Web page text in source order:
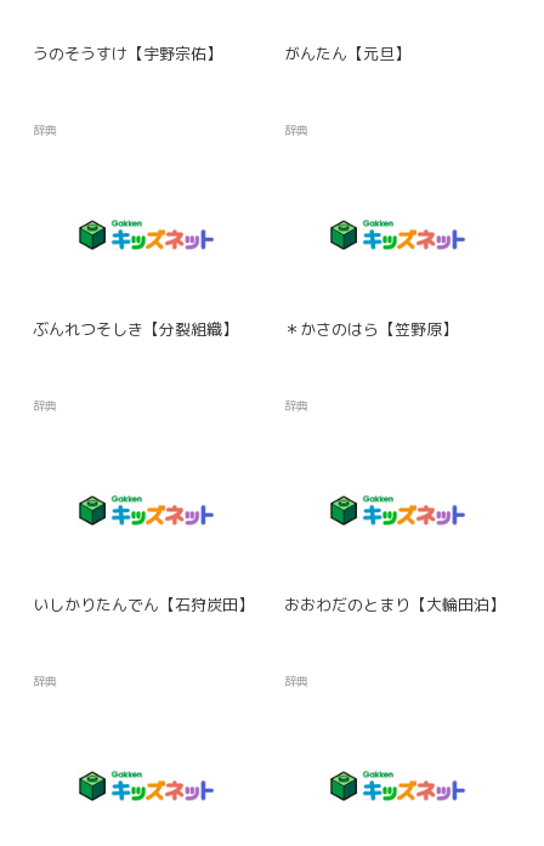
うのそうすけ【宇野宗佑】
辞典
がんたん【元旦】
辞典
ぶんれつそしき【分裂組織】
辞典
＊かさのはら【笠野原】
辞典
いしかりたんでん【石狩炭田】
辞典
おおわだのとまり【大輪田泊】
辞典